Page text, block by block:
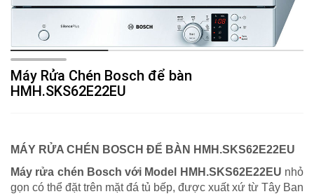
Máy Rửa Chén Bosch để bàn
HMH.SKS62E22EU
MÁY RỬA CHÉN BOSCH ĐỂ BÀN HMH.SKS62E22EU
Máy rửa chén Bosch với Model HMH.SKS62E22EU nhỏ
gọn có thể đặt trên mặt đá tủ bếp, được xuất xứ từ Tây Ban